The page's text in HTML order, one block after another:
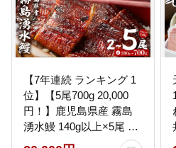
【7年連続 ランキング 1
位】【5尾700g 20,000
円！】鹿児島県産 霧島
湧水鰻 140g以上×5尾 国
産 蒲焼き ウナギ うなぎ
丼